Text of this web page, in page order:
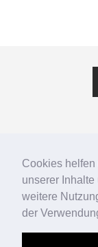
Cookies
unserer
weitere
der